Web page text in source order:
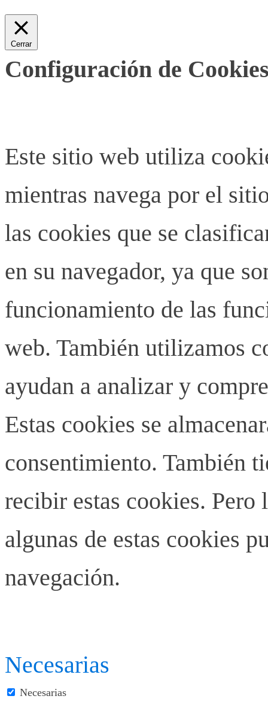
Cerrar
Configuración de
Este sitio web utiliza
mientras navega por el
las cookies que se
en su navegador, ya que
funcionamiento de las
web. También utilizamos
ayudan a analizar y
Estas cookies se
consentimiento. También
recibir estas cookies.
algunas de estas cookies
navegación.
Necesarias
Necesarias